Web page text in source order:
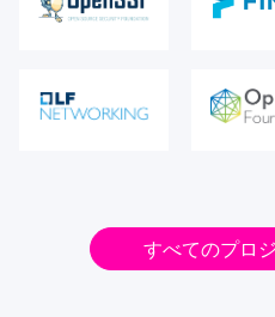
すべてのプロ